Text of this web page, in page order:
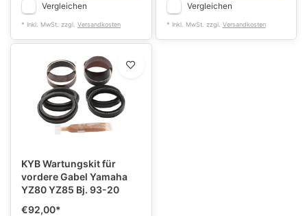
Vergleichen
* Inkl. MwSt. zzgl. Versandkosten
Vergleichen
* Inkl. MwSt. zzgl. Versandkosten
KYB Wartungskit für
vordere Gabel Yamaha
YZ80 YZ85 Bj. 93-20
€92,00*